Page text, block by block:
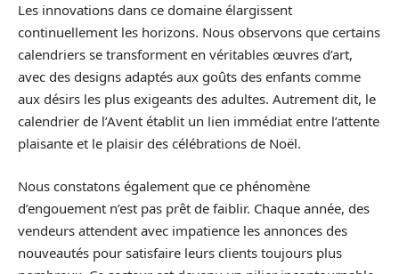
Les innovations dans ce domaine élargissent
continuellement les horizons. Nous observons que certains
calendriers se transforment en véritables œuvres d’art,
avec des designs adaptés aux goûts des enfants comme
aux désirs les plus exigeants des adultes. Autrement dit, le
calendrier de l’Avent établit un lien immédiat entre l’attente
plaisante et le plaisir des célébrations de Noël.
Nous constatons également que ce phénomène
d’engouement n’est pas prêt de faiblir. Chaque année, des
vendeurs attendent avec impatience les annonces des
nouveautés pour satisfaire leurs clients toujours plus